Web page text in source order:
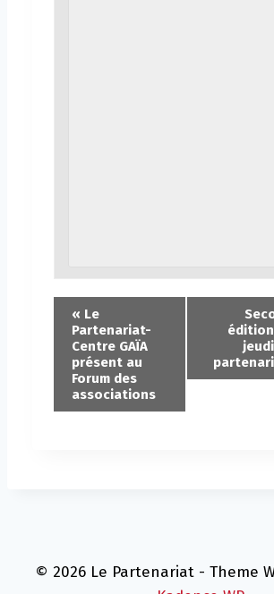
« Le
Partenariat-
Centre GAÏA
présent au
Forum des
associations
© 2026 Le Partenariat - Theme